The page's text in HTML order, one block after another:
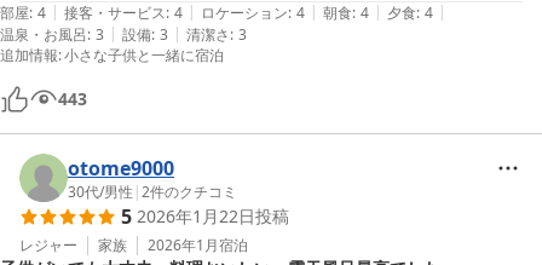
スタッフさんも皆さん明るく、温かい雰囲気で、とても良かったです！
また利用をしたいと思います♪
部屋: 4 | 接客・サービス: 4 | ロケーション: 4 | 朝食: 4 | 夕食: 4 |
温泉・お風呂: 3 | 設備: 3 | 清潔さ: 3
追加情報:小さな子供と一緒に宿泊
443
otome9000
30代/男性 |2件のクチコミ
5 2026年1月22日投稿
レジャー 家族 2026年1月宿泊